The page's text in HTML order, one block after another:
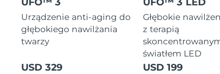
Urządzenie anti-aging do
głębokiego nawilżania
twarzy
USD 329
Głębokie
z terapią
światłem LED
USD 199